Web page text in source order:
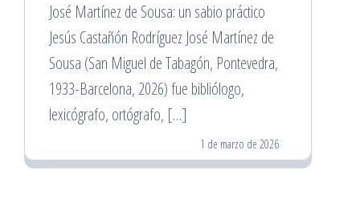
José Martínez de Sousa: un sabio práctico
Jesús Castañón Rodríguez José Martínez de
Sousa (San Miguel de Tabagón, Pontevedra,
1933-Barcelona, 2026) fue bibliólogo,
lexicógrafo, ortógrafo, […]
1 de marzo de 2026